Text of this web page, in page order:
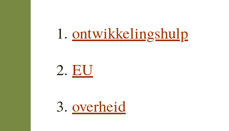
ontwikkelingshulp
EU
overheid